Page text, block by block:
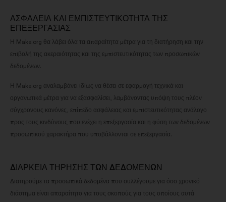
νέα
ΑΣΦΑΛΕΙΑ ΚΑΙ ΕΜΠΙΣΤΕΥΤΙΚΟΤΗΤΑ ΤΗΣ
ΕΠΕΞΕΡΓΑΣΙΑΣ
Η Make.org θα λάβει όλα τα απαραίτητα μέτρα για τη διατήρηση και την
επιβολή της ακεραιότητας και της εμπιστευτικότητας των προσωπικών
δεδομένων.
Η Make.org αναλαμβάνει ιδίως να θέσει σε εφαρμογή τεχνικά και
οργανωτικά μέτρα για να εξασφαλίσει, λαμβάνοντας υπόψη τους πλέον
σύγχρονους κανόνες, επίπεδο ασφάλειας και εμπιστευτικότητας ανάλογο
προς τους κινδύνους που ενέχει η επεξεργασία και η φύση των δεδομένων
προσωπικού χαρακτήρα που υποβάλλονται σε επεξεργασία.
ΔΙΑΡΚΕΙΑ ΤΗΡΗΣΗΣ ΤΩΝ ΔΕΔΟΜΕΝΩΝ
Διατηρούμε τα προσωπικά δεδομένα που συλλέγουμε για όσο χρονικό
διάστημα είναι απαραίτητο για τους σκοπούς για τους οποίους αυτά